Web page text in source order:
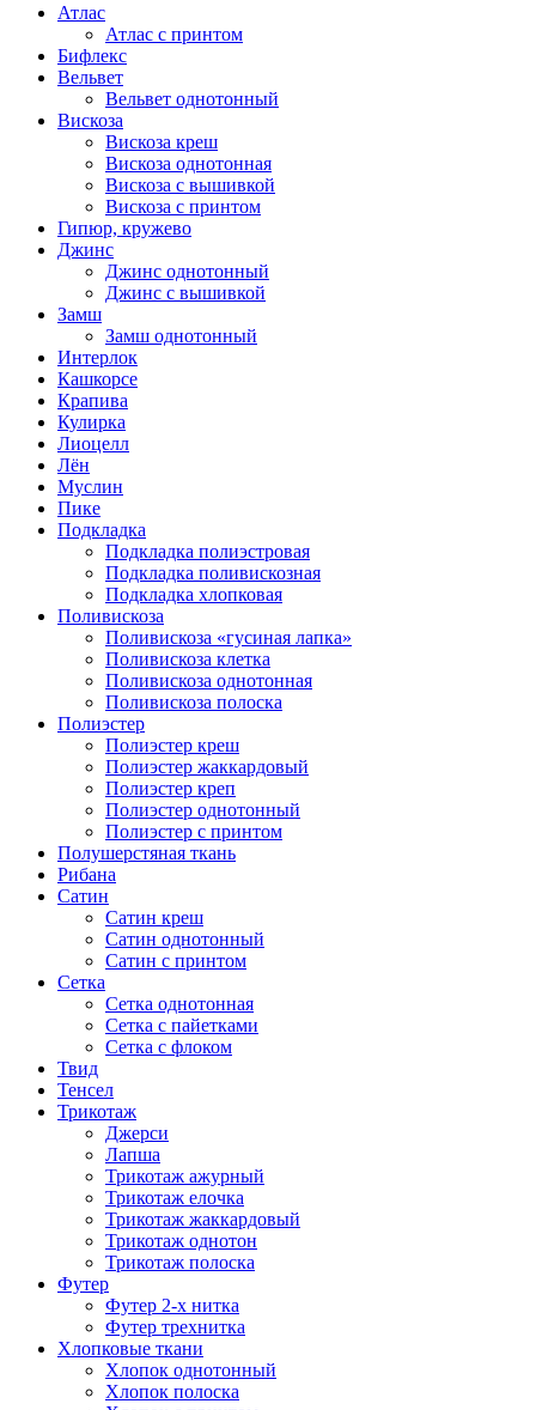
Атлас
Атлас с принтом
Бифлекс
Вельвет
Вельвет однотонный
Вискоза
Вискоза креш
Вискоза однотонная
Вискоза с вышивкой
Вискоза с принтом
Гипюр, кружево
Джинс
Джинс однотонный
Джинс с вышивкой
Замш
Замш однотонный
Интерлок
Кашкорсе
Крапива
Кулирка
Лиоцелл
Лён
Муслин
Пике
Подкладка
Подкладка полиэстровая
Подкладка поливискозная
Подкладка хлопковая
Поливискоза
Поливискоза «гусиная лапка»
Поливискоза клетка
Поливискоза однотонная
Поливискоза полоска
Полиэстер
Полиэстeр креш
Полиэстер жаккардовый
Полиэстер креп
Полиэстер однотонный
Полиэстер с принтом
Полушерстяная ткань
Рибана
Сатин
Сатин креш
Сатин однотонный
Сатин с принтом
Сетка
Сетка однотонная
Сетка с пайетками
Сетка с флоком
Твид
Тенсел
Трикотаж
Джерси
Лапша
Трикотаж ажурный
Трикотаж елочка
Трикотаж жаккардовый
Трикотаж однотон
Трикотаж полоска
Футер
Футер 2-х нитка
Футер трехнитка
Хлопковые ткани
Хлопок однотонный
Хлопок полоска